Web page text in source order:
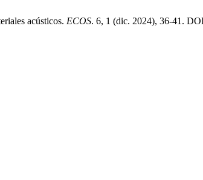
acústicos. ECOS. 6, 1 (dic. 2024), 36-41.